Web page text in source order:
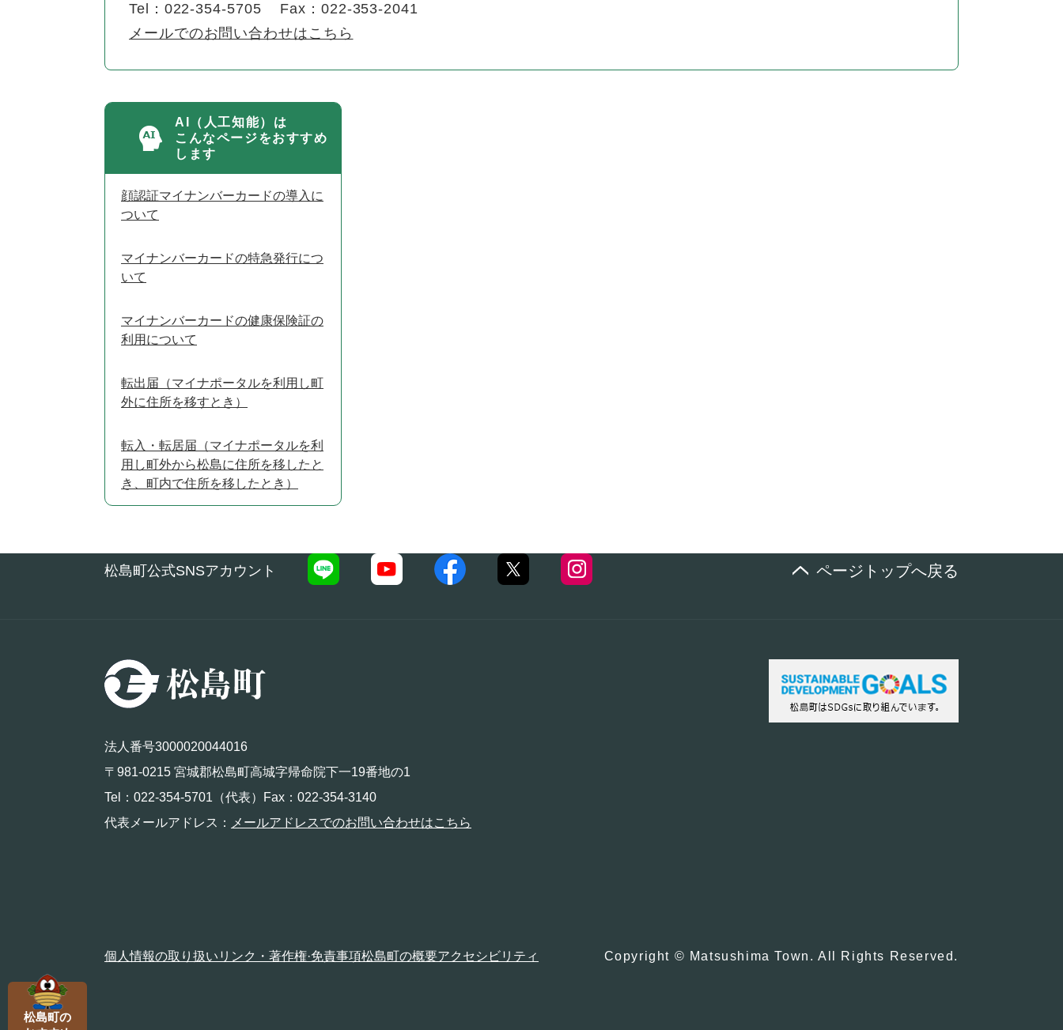
Tel：022-354-5705
Fax：022-353-2041
メールでのお問い合わせはこちら
AI（人工知能）は
こんなページをおすすめ
します
顔認証マイナンバーカードの導入に
ついて
マイナンバーカードの特急発行につ
いて
マイナンバーカードの健康保険証の
利用について
転出届（マイナポータルを利用し町
外に住所を移すとき）
転入・転居届（マイナポータルを利
用し町外から松島に住所を移したと
き、町内で住所を移したとき）
松島町公式SNSアカウント ページトップへ戻る
法人番号3000020044016
〒981-0215 宮城郡松島町高城字帰命院下一19番地の1
Tel：022-354-5701（代表）Fax：022-354-3140
代表メールアドレス：
メールアドレスでのお問い合わせはこちら
個人情報の取り扱い リンク・著作権·免責事項松島町の概要アクセシビリティ Copyright © Matsushima Town. All Rights Reserved.
松島町の